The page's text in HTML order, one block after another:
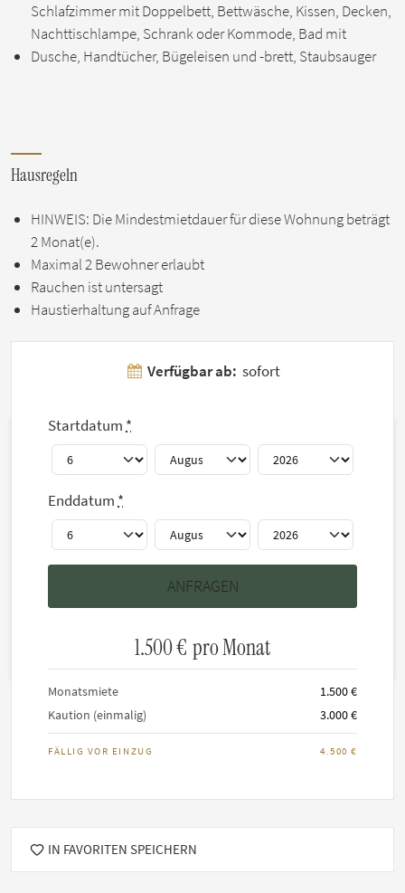
Schlafzimmer mit Doppelbett, Bettwäsche, Kissen, Decken,
Nachttischlampe, Schrank oder Kommode, Bad mit
Dusche, Handtücher, Bügeleisen und -brett, Staubsauger
Hausregeln
HINWEIS: Die Mindestmietdauer für diese Wohnung beträgt
2 Monat(e).
Maximal 2 Bewohner erlaubt
Rauchen ist untersagt
Haustierhaltung auf Anfrage
Verfügbar ab: sofort
Startdatum*
Enddatum*
1.500 € pro Monat
Monatsmiete
1.500 €
Kaution (einmalig)
3.000 €
FÄLLIG VOR EINZUG 4.500 €
IN FAVORITEN SPEICHERN